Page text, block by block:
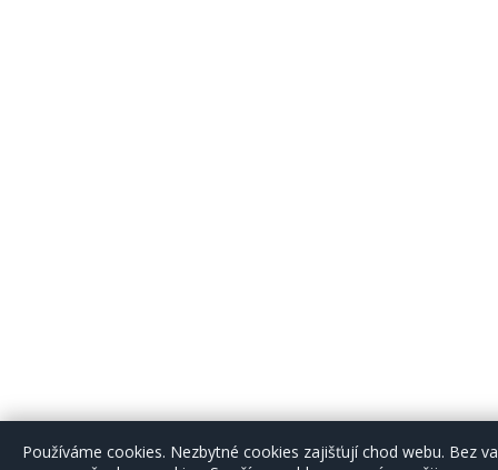
Používáme cookies. Nezbytné cookies zajišťují chod webu. Bez